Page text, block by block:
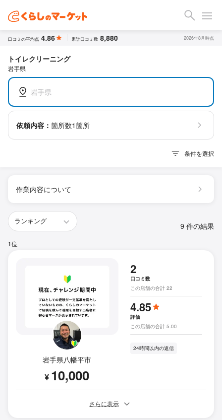
口コミの平均点 4.86 累計口コミ数 8,880 2026年8月時点
トイレクリーニング
岩手県
岩手県
依頼内容： 箇所数1箇所
条件を選択
作業内容について
9 件の結果
1位
岩手県八幡平市
¥ 10,000
2
口コミ数
この店舗の合計 22
4.85
評価
この店舗の合計 5.00
24時間以内の返信
さらに表示